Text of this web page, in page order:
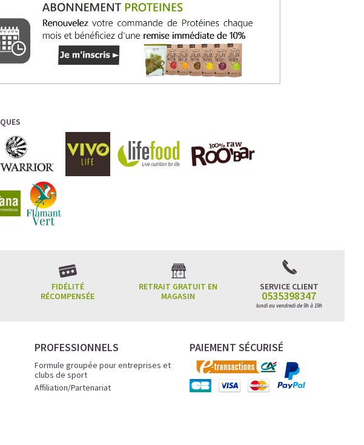
FIDÉLITÉ
RÉCOMPENSÉE
RETRAIT GRATUIT EN
MAGASIN
SERVICE CLIENT
0535398347
lundi au vendredi de 9h à 19h
PROFESSIONNELS
Formule groupée pour entreprises et
clubs de sport
Affiliation/Partenariat
PAIEMENT SÉCURISÉ